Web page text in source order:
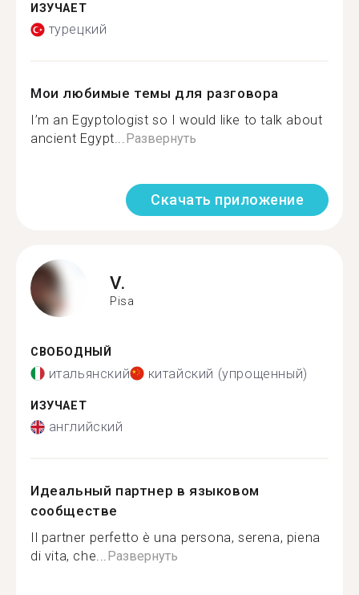
ИЗУЧАЕТ
турецкий
Мои любимые темы для разговора
I’m an Egyptologist so I would like to talk about
ancient Egypt...Развернуть
Скачать приложение
V.
Pisa
СВОБОДНЫЙ
итальянский китайский (упрощенный)
ИЗУЧАЕТ
английский
Идеальный партнер в языковом
сообществе
Il partner perfetto è una persona, serena, piena
di vita, che...Развернуть